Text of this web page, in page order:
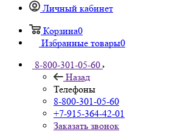
Личный кабинет
Корзина0
Избранные товары0
8-800-301-05-60
Назад
Телефоны
8-800-301-05-60
+7-915-364-42-01
Заказать звонок